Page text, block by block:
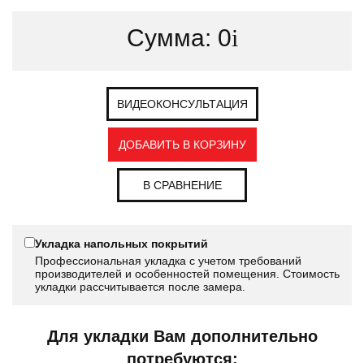
Сумма: 0i
ВИДЕОКОНСУЛЬТАЦИЯ
ДОБАВИТЬ В КОРЗИНУ
В СРАВНЕНИЕ
Укладка напольных покрытий
Профессиональная укладка с учетом требований
производителей и особенностей помещения. Стоимость
укладки рассчитывается после замера.
Для укладки Вам дополнительно
потребуются: